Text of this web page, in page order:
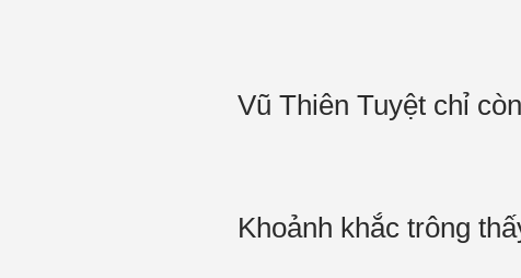
Vũ Thiên Tuyệt chỉ
Khoảnh khắc trông